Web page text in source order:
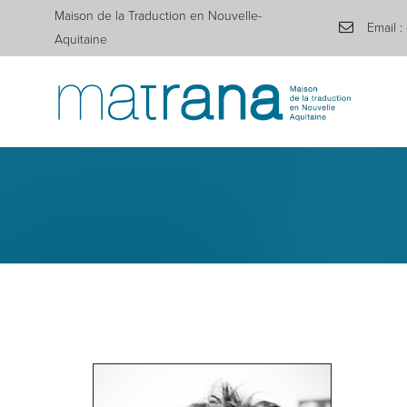
Maison de la Traduction en Nouvelle-
Aquitaine
Email :